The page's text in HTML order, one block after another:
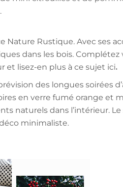
Rustique. Avec ses
dans les bois. Complétez
et lisez-en plus à ce sujet ici.
des longues soirées
en verre fumé orange et
naturels dans l’intérieur. Le
minimaliste.